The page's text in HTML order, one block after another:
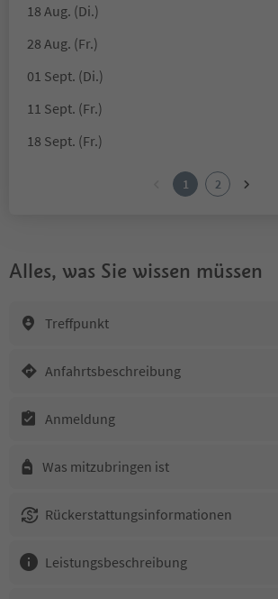
18 Aug. (Di.)
28 Aug. (Fr.)
01 Sept. (Di.)
11 Sept. (Fr.)
18 Sept. (Fr.)
1 2
Alles, was Sie wissen müssen
Treffpunkt
Anfahrtsbeschreibung
Anmeldung
Was mitzubringen ist
Rückerstattungsinformationen
Leistungsbeschreibung